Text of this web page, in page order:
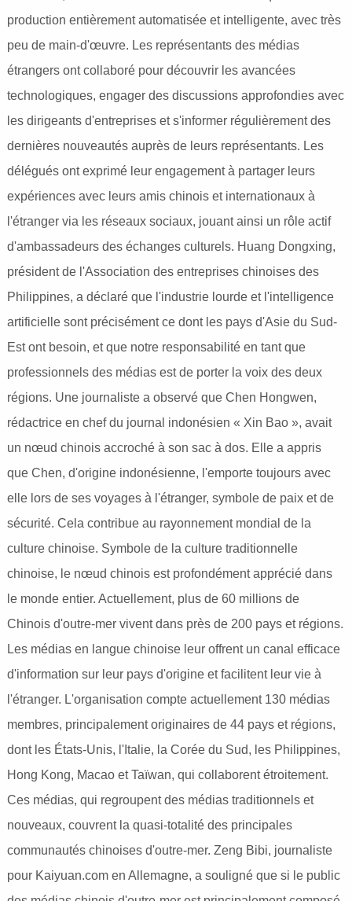
production entièrement automatisée et intelligente, avec très
peu de main-d'œuvre. Les représentants des médias
étrangers ont collaboré pour découvrir les avancées
technologiques, engager des discussions approfondies avec
les dirigeants d'entreprises et s'informer régulièrement des
dernières nouveautés auprès de leurs représentants. Les
délégués ont exprimé leur engagement à partager leurs
expériences avec leurs amis chinois et internationaux à
l'étranger via les réseaux sociaux, jouant ainsi un rôle actif
d'ambassadeurs des échanges culturels. Huang Dongxing,
président de l'Association des entreprises chinoises des
Philippines, a déclaré que l'industrie lourde et l'intelligence
artificielle sont précisément ce dont les pays d'Asie du Sud-
Est ont besoin, et que notre responsabilité en tant que
professionnels des médias est de porter la voix des deux
régions. Une journaliste a observé que Chen Hongwen,
rédactrice en chef du journal indonésien « Xin Bao », avait
un nœud chinois accroché à son sac à dos. Elle a appris
que Chen, d'origine indonésienne, l'emporte toujours avec
elle lors de ses voyages à l'étranger, symbole de paix et de
sécurité. Cela contribue au rayonnement mondial de la
culture chinoise. Symbole de la culture traditionnelle
chinoise, le nœud chinois est profondément apprécié dans
le monde entier. Actuellement, plus de 60 millions de
Chinois d'outre-mer vivent dans près de 200 pays et régions.
Les médias en langue chinoise leur offrent un canal efficace
d'information sur leur pays d'origine et facilitent leur vie à
l'étranger. L'organisation compte actuellement 130 médias
membres, principalement originaires de 44 pays et régions,
dont les États-Unis, l'Italie, la Corée du Sud, les Philippines,
Hong Kong, Macao et Taïwan, qui collaborent étroitement.
Ces médias, qui regroupent des médias traditionnels et
nouveaux, couvrent la quasi-totalité des principales
communautés chinoises d'outre-mer. Zeng Bibi, journaliste
pour Kaiyuan.com en Allemagne, a souligné que si le public